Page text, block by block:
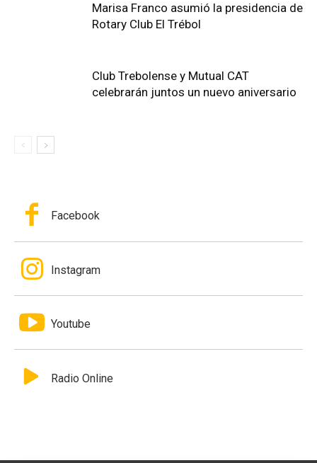
Marisa Franco asumió la presidencia de
Rotary Club El Trébol
Club Trebolense y Mutual CAT
celebrarán juntos un nuevo aniversario
Facebook
Instagram
Youtube
Radio Online